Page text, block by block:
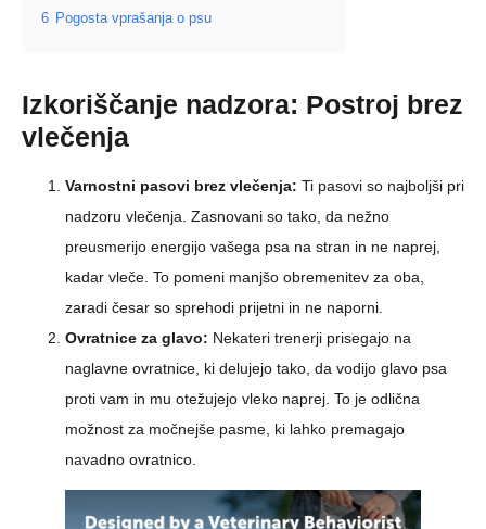
6 Pogosta vprašanja o psu
Izkoriščanje nadzora: Postroj brez
vlečenja
Varnostni pasovi brez vlečenja: Ti pasovi so najboljši pri
nadzoru vlečenja. Zasnovani so tako, da nežno
preusmerijo energijo vašega psa na stran in ne naprej,
kadar vleče. To pomeni manjšo obremenitev za oba,
zaradi česar so sprehodi prijetni in ne naporni.
Ovratnice za glavo: Nekateri trenerji prisegajo na
naglavne ovratnice, ki delujejo tako, da vodijo glavo psa
proti vam in mu otežujejo vleko naprej. To je odlična
možnost za močnejše pasme, ki lahko premagajo
navadno ovratnico.